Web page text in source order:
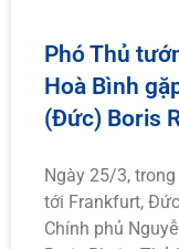
Phó Thủ
Hoà Bình
(Đức) Boris
Ngày 25/3,
tới Frankfurt,
Chính phủ